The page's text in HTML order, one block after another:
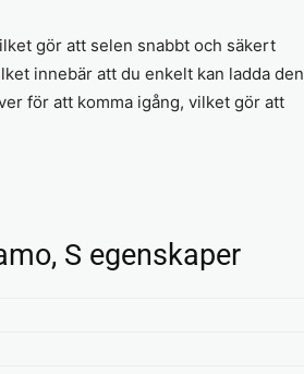
gör att selen snabbt och säkert
innebär att du enkelt kan ladda den
för att komma igång, vilket gör att
S egenskaper